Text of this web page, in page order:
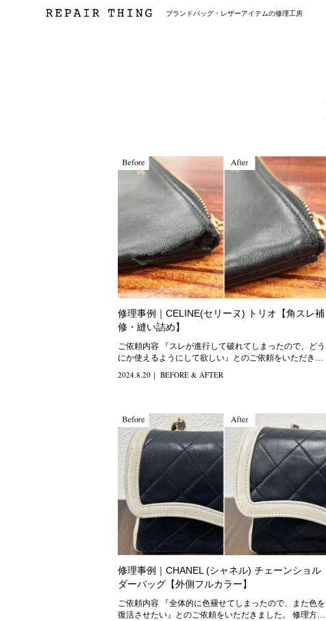
ブランドバッグ・レザーアイテムの修理工房
修理事例｜CELINE(セリーヌ) トリオ【角スレ補
修・縫い詰め】
ご依頼内容 『スレが進行して破れてしまったので、どう
にか使えるようにして欲しい』とのご依頼をいただきま
した。 修理方法
2024.8.20 ｜ BEFORE & AFTER
修理事例｜CHANEL (シャネル) チェーンショル
ダーバッグ【外側フルカラー】
ご依頼内容 『全体的に色褪せてしまったので、また色を
復活させたい』とのご依頼をいただきました。 修理方法